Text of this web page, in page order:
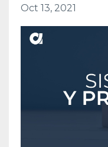
Oct 13, 2021